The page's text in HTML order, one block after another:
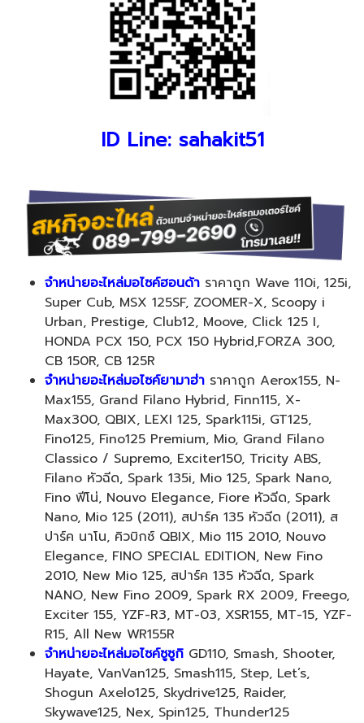
ID Line: sahakit51
จำหน่ายอะไหล่มอไซค์ฮอนด้า ราคาถูก Wave 110i, 125i,
Super Cub, MSX 125SF, ZOOMER-X, Scoopy i
Urban, Prestige, Club12, Moove, Click 125 I,
HONDA PCX 150, PCX 150 Hybrid,FORZA 300,
CB 150R, CB 125R
จำหน่ายอะไหล่มอไซค์ยามาฮ่า ราคาถูก Aerox155, N-
Max155, Grand Filano Hybrid, Finn115, X-
Max300, QBIX, LEXI 125, Spark115i, GT125,
Fino125, Fino125 Premium, Mio, Grand Filano
Classico / Supremo, Exciter150, Tricity ABS,
Filano หัวฉีด, Spark 135i, Mio 125, Spark Nano,
Fino ฟีโน่, Nouvo Elegance, Fiore หัวฉีด, Spark
Nano, Mio 125 (2011), สปาร์ค 135 หัวฉีด (2011), ส
ปาร์ค นาโน, คิวบิกซ์ QBIX, Mio 115 2010, Nouvo
Elegance, FINO SPECIAL EDITION, New Fino
2010, New Mio 125, สปาร์ค 135 หัวฉีด, Spark
NANO, New Fino 2009, Spark RX 2009, Freego,
Exciter 155, YZF-R3, MT-03, XSR155, MT-15, YZF-
R15, All New WR155R
จำหน่ายอะไหล่มอไซค์ซูซูกิ GD110, Smash, Shooter,
Hayate, VanVan125, Smash115, Step, Let’s,
Shogun Axelo125, Skydrive125, Raider,
Skywave125, Nex, Spin125, Thunder125